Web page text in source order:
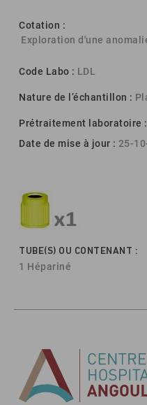
Cotation :
Exploration d'une
Code Labo : LDL
Nature de l’échantillon :
Prétraitement laboratoire :
Date de mise à jour : 25-
TUBE(S) OU CONTENANT :
1 Hépariné